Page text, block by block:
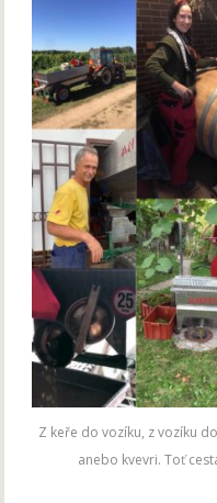
Z keře do vozíku, z vozíku
anebo kvevri. Toť